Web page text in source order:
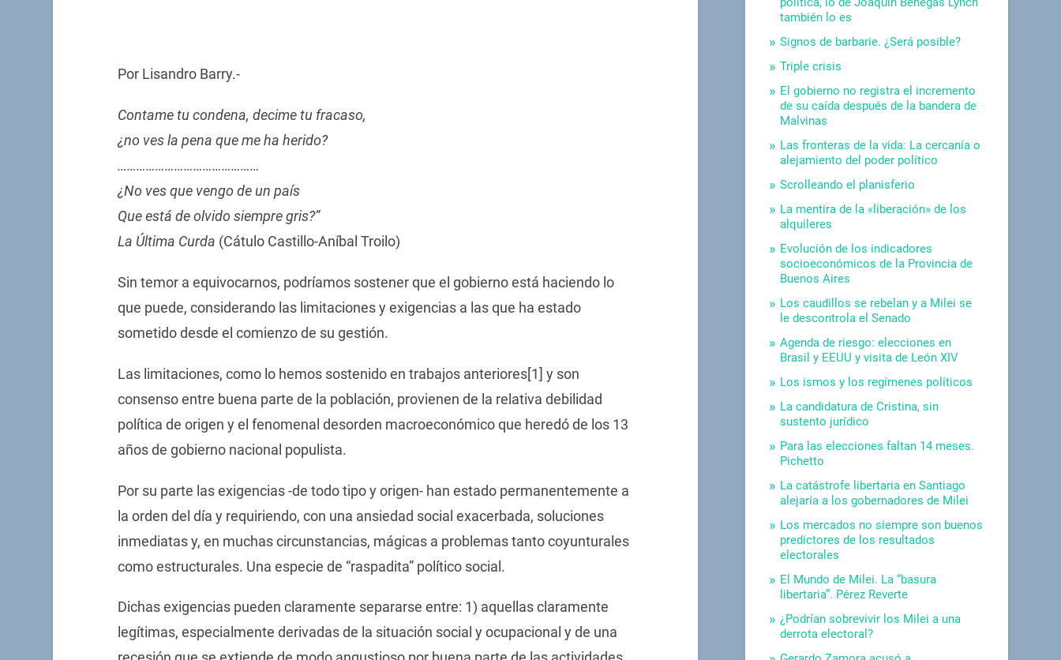
Por Lisandro Barry.-
Contame tu condena, decime tu fracaso,
¿no ves la pena que me ha herido?
………………………………………
¿No ves que vengo de un país
Que está de olvido siempre gris?”
La Última Curda (Cátulo Castillo-Aníbal Troilo)
Sin temor a equivocarnos, podríamos sostener que el gobierno está haciendo lo
que puede, considerando las limitaciones y exigencias a las que ha estado
sometido desde el comienzo de su gestión.
Las limitaciones, como lo hemos sostenido en trabajos anteriores[1] y son
consenso entre buena parte de la población, provienen de la relativa debilidad
política de origen y el fenomenal desorden macroeconómico que heredó de los 13
años de gobierno nacional populista.
Por su parte las exigencias -de todo tipo y origen- han estado permanentemente a
la orden del día y requiriendo, con una ansiedad social exacerbada, soluciones
inmediatas y, en muchas circunstancias, mágicas a problemas tanto coyunturales
como estructurales. Una especie de “raspadita” político social.
Dichas exigencias pueden claramente separarse entre: 1) aquellas claramente
legítimas, especialmente derivadas de la situación social y ocupacional y de una
también lo es
Signos de barbarie. ¿Será posible?
Triple crisis
El gobierno no registra el incremento
de su caída después de la bandera de
Malvinas
Las fronteras de la vida: La cercanía o
alejamiento del poder político
Scrolleando el planisferio
La mentira de la «liberación» de los
alquileres
Evolución de los indicadores
socioeconómicos de la Provincia de
Buenos Aires
Los caudillos se rebelan y a Milei se
le descontrola el Senado
Agenda de riesgo: elecciones en
Brasil y EEUU y visita de León XIV
Los ismos y los regímenes políticos
La candidatura de Cristina, sin
sustento jurídico
Para las elecciones faltan 14 meses.
Pichetto
La catástrofe libertaria en Santiago
alejaría a los gobernadores de Milei
Los mercados no siempre son buenos
predictores de los resultados
electorales
El Mundo de Milei. La “basura
libertaria”. Pérez Reverte
¿Podrían sobrevivir los Milei a una
derrota electoral?